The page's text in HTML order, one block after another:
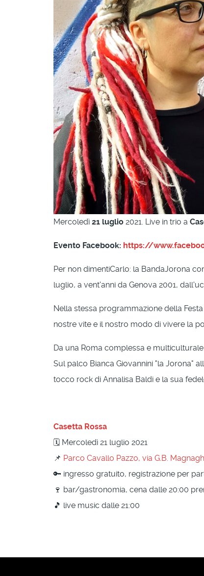
Mercoledì 21 luglio 2021. Live in trio a
Evento Facebook: https://
Per non dimentiCarlo: la BandaJorona
luglio, a vent'anni da Genova 2001,
Nella stessa programmazione della
nostre vite e il nostro modo di vivere la
Da una Roma complessa e
Sul palco Bianca Giovannini "la Jorona"
tocco rock di Annalisa Baldi e la sua
Casetta Rossa
🗓 Mercoledì 21 luglio 2021
📌 Parco Cavallo Pazzo, via G.B.
🔑 ingresso gratuito, registrazione per
🍷 bar/gastronomia, cena dalle 20:00
🎵 live music dalle 21:00